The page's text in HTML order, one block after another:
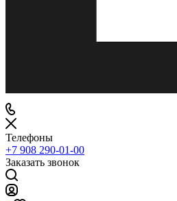
Телефоны
+7 908 290-01-00
Заказать звонок